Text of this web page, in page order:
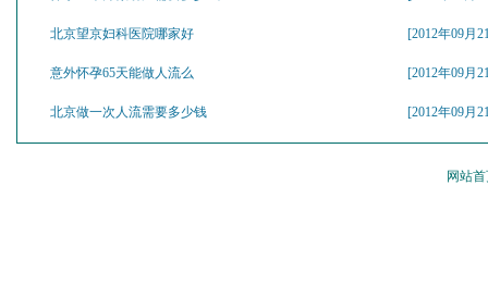
[2012年09月
北京望京妇科医院哪家好
[2012年09月
意外怀孕65天能做人流么
[2012年09月
北京做一次人流需要多少钱
网站